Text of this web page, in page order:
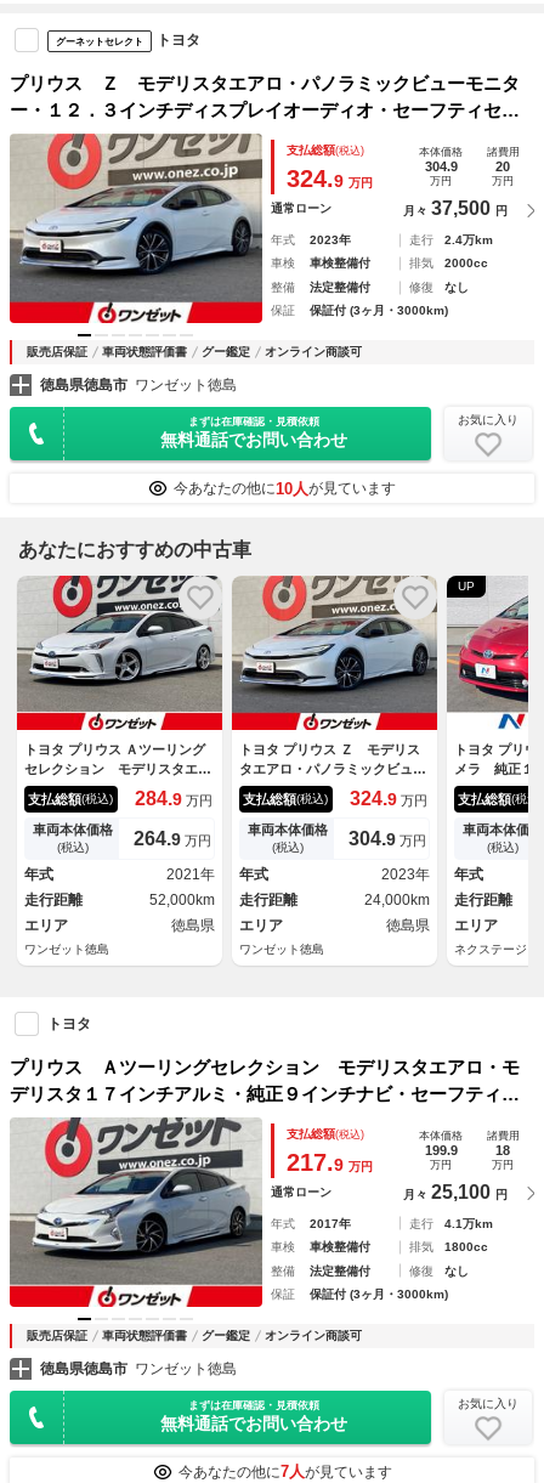
グーネットセレクト トヨタ
プリウス Ｚ モデリスタエアロ・パノラミックビューモニタ
ー・１２．３インチディスプレイオーディオ・セーフティセン
ス・トヨタチームメイト・ステアリングヒーター・前席シート
ヒーター・合皮スポーティシート・ドラレコ・ＥＴ
支払総額(税込)
324.9 万円
本体価格
304.9
万円
諸費用
20
万円
通常ローン 月々 37,500 円
年式 2023年 走行
2.4万km
車検
車検整備付 排気
2000cc
整備
法定整備付 修復
なし
保証
保証付 (3ヶ月・3000km)
販売店保証 車両状態評価書 グー鑑定 オンライン商談可
徳島県徳島市 ワンゼット徳島
まずは在庫確認・見積依頼
無料通話でお問い合わせ
お気に入り
今あなたの他に10人が見ています
あなたにおすすめの中古車
トヨタ プリウス Ａツーリング
セレクション モデリスタエア
ロ・ＲＳ－Ｒダウンサス・ＷＯ
ＲＫ製ＧＮＯＳＩＳ１９インチ
アルミ・８インチディスプレ
イ・パノラミックビューモニタ
ー・ヘッドアップディスプレ
イ・黒合皮シート・セーフティ
センス・レーダークルー
支払総額(税込) 284.9 万円
車両本体価格
(税込) 264.9 万円
年式
2021年
走行距離
52,000km
エリア
徳島県
ワンゼット徳島
トヨタ プリウス Ｚ モデリス
タエアロ・パノラミックビュー
モニター・１２．３インチディ
スプレイオーディオ・セーフテ
ィセンス・トヨタチームメイ
ト・ステアリングヒーター・前
席シートヒーター・合皮スポー
ティシート・ドラレコ・ＥＴ
支払総額(税込) 324.9 万円
車両本体価格
(税込) 304.9 万円
年式
2023年
走行距離
24,000km
エリア
徳島県
ワンゼット徳島
UP
トヨタ プリ
メラ 純正１
ＥＴＣ Ｂｌ
禁煙車 ＨＩ
オートライ
ン ＣＤ Ｄ
支払総額(税込)
車両本体価格
(税込)
年式
走行距離
エリア
ネクステージ
トヨタ
プリウス Ａツーリングセレクション モデリスタエアロ・モ
デリスタ１７インチアルミ・純正９インチナビ・セーフティセ
ンス・レーダークルーズコントロール・ヘッドアップディスプ
レイ・黒合皮シート・前席シートヒーター・バックモニター・
ドラレコ前後
支払総額(税込)
217.9 万円
本体価格
199.9
万円
諸費用
18
万円
通常ローン 月々 25,100 円
年式 2017年 走行
4.1万km
車検
車検整備付 排気
1800cc
整備
法定整備付 修復
なし
保証
保証付 (3ヶ月・3000km)
販売店保証 車両状態評価書 グー鑑定 オンライン商談可
徳島県徳島市 ワンゼット徳島
まずは在庫確認・見積依頼
無料通話でお問い合わせ
お気に入り
今あなたの他に7人が見ています